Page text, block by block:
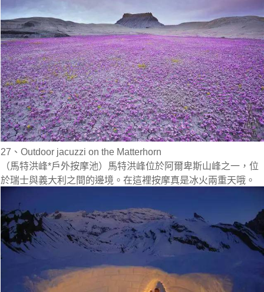
27、Outdoor jacuzzi on the Matterhorn
（馬特洪峰*戶外按摩池）馬特洪峰位於阿爾卑斯山峰之一，位
於瑞士與義大利之間的邊境。在這裡按摩真是冰火兩重天哦。